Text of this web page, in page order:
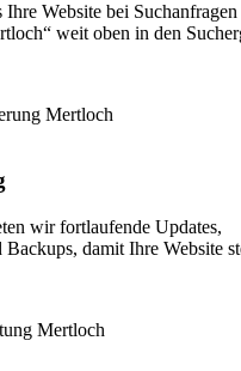
Ihre Website bei
weit oben in den
wir fortlaufende Updates,
Backups, damit Ihre Website